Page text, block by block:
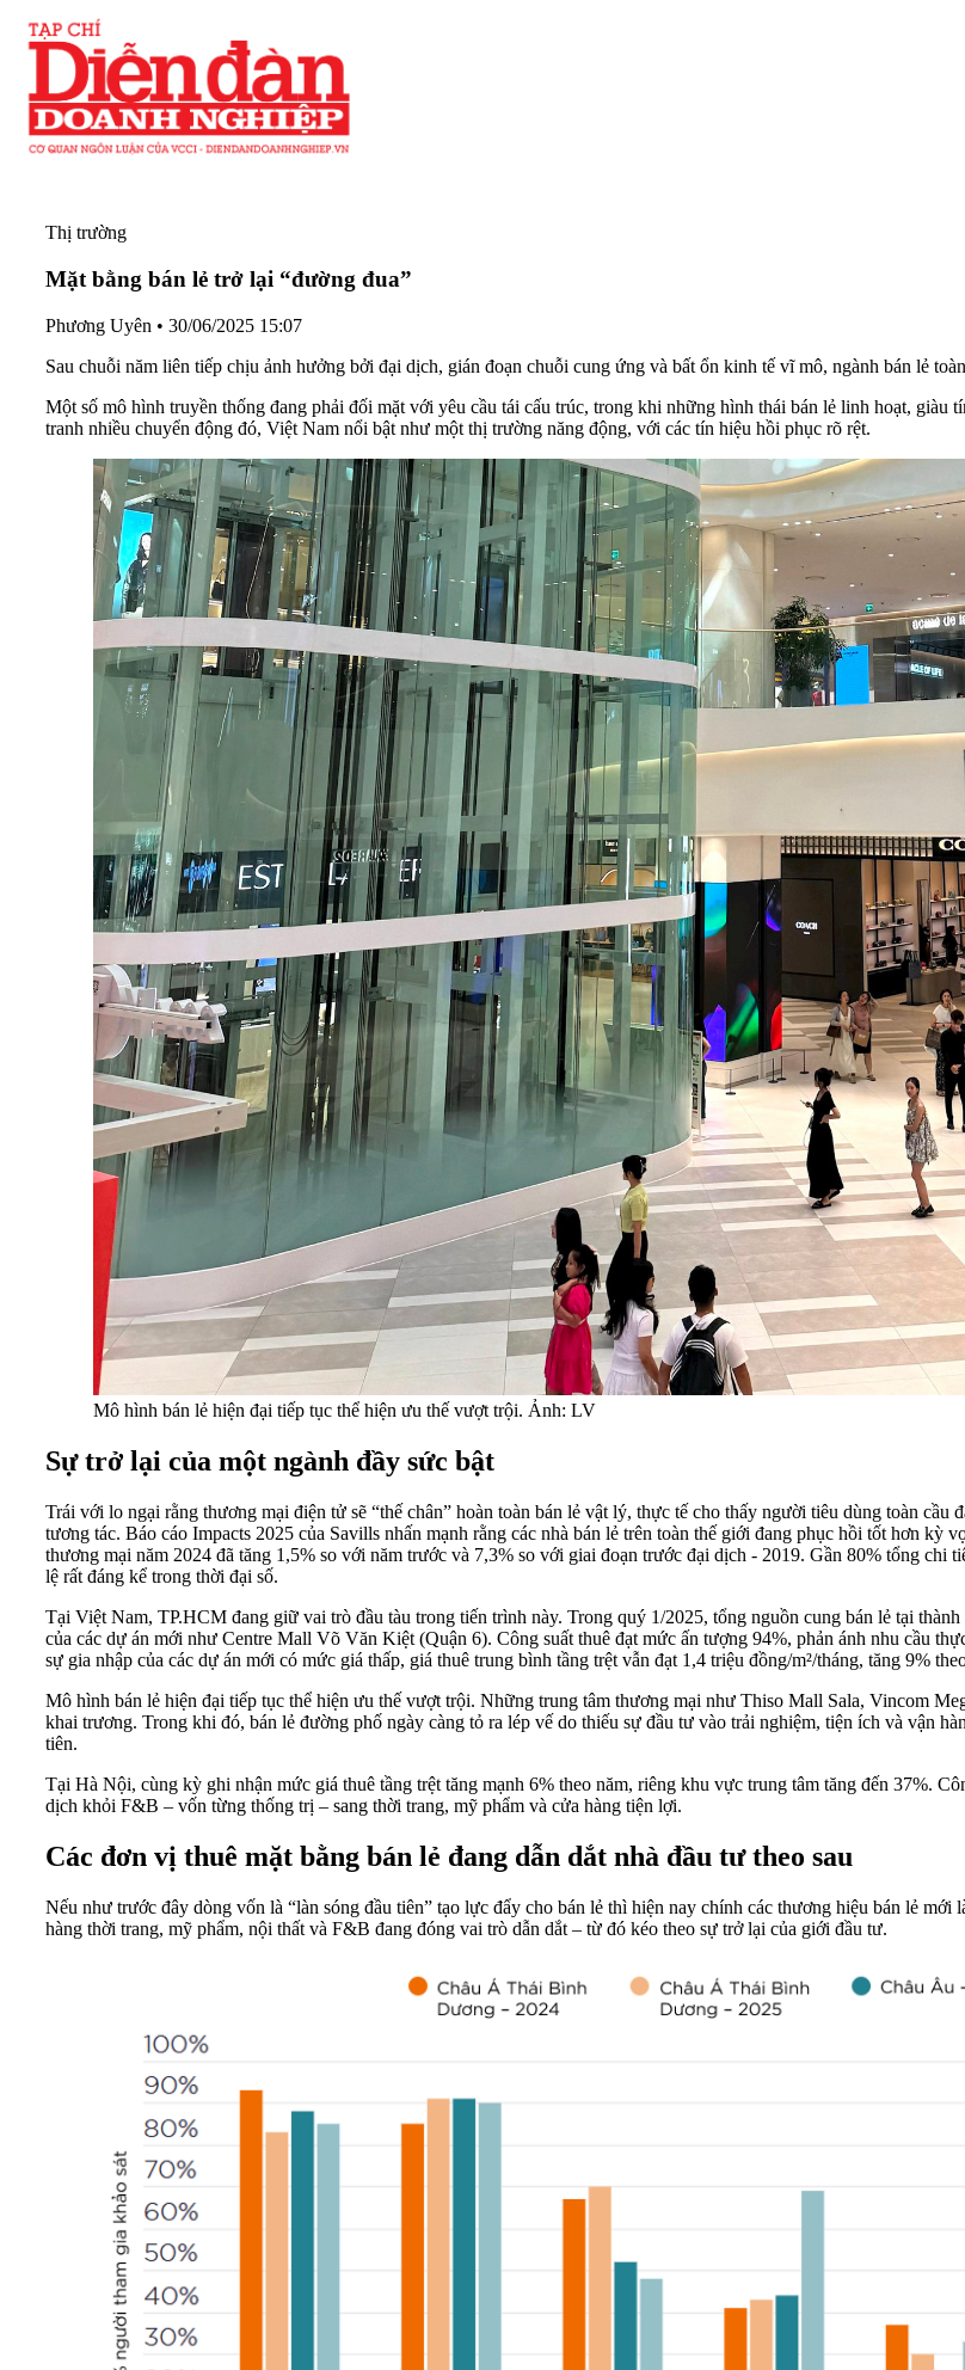
Thị trường
Mặt bằng bán lẻ trở lại “đường đua”
Phương Uyên • 30/06/2025 15:07
Sau chuỗi năm liên tiếp chịu ảnh hưởng bởi đại dịch, gián đoạn chuỗi cung ứng và bất ổn kinh tế vĩ mô, ngành bán lẻ
Một số mô hình truyền thống đang phải đối mặt với yêu cầu tái cấu trúc, trong khi những hình thái bán lẻ linh hoạt, giàu
tranh nhiều chuyển động đó, Việt Nam nổi bật như một thị trường năng động, với các tín hiệu hồi phục rõ rệt.
Mô hình bán lẻ hiện đại tiếp tục thể hiện ưu thế vượt trội. Ảnh: LV
Sự trở lại của một ngành đầy sức bật
Trái với lo ngại rằng thương mại điện tử sẽ “thế chân” hoàn toàn bán lẻ vật lý, thực tế cho thấy người tiêu dùng toàn
tương tác. Báo cáo Impacts 2025 của Savills nhấn mạnh rằng các nhà bán lẻ trên toàn thế giới đang phục hồi tốt hơn
thương mại năm 2024 đã tăng 1,5% so với năm trước và 7,3% so với giai đoạn trước đại dịch - 2019. Gần 80% tổng
lệ rất đáng kể trong thời đại số.
Tại Việt Nam, TP.HCM đang giữ vai trò đầu tàu trong tiến trình này. Trong quý 1/2025, tổng nguồn cung bán lẻ tại
của các dự án mới như Centre Mall Võ Văn Kiệt (Quận 6). Công suất thuê đạt mức ấn tượng 94%, phản ánh nhu cầu
sự gia nhập của các dự án mới có mức giá thấp, giá thuê trung bình tầng trệt vẫn đạt 1,4 triệu đồng/m²/tháng, tăng 9%
Mô hình bán lẻ hiện đại tiếp tục thể hiện ưu thế vượt trội. Những trung tâm thương mại như Thiso Mall Sala, Vincom
khai trương. Trong khi đó, bán lẻ đường phố ngày càng tỏ ra lép vế do thiếu sự đầu tư vào trải nghiệm, tiện ích và vận
tiên.
Tại Hà Nội, cùng kỳ ghi nhận mức giá thuê tầng trệt tăng mạnh 6% theo năm, riêng khu vực trung tâm tăng đến 37%.
dịch khỏi F&B – vốn từng thống trị – sang thời trang, mỹ phẩm và cửa hàng tiện lợi.
Các đơn vị thuê mặt bằng bán lẻ đang dẫn dắt nhà đầu tư theo sau
Nếu như trước đây dòng vốn là “làn sóng đầu tiên” tạo lực đẩy cho bán lẻ thì hiện nay chính các thương hiệu bán lẻ
hàng thời trang, mỹ phẩm, nội thất và F&B đang đóng vai trò dẫn dắt – từ đó kéo theo sự trở lại của giới đầu tư.